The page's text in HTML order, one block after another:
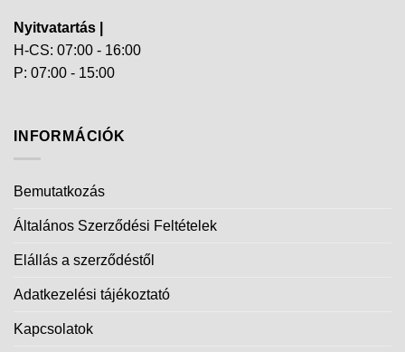
Nyitvatartás |
H-CS: 07:00 - 16:00
P: 07:00 - 15:00
INFORMÁCIÓK
Bemutatkozás
Általános Szerződési Feltételek
Elállás a szerződéstől
Adatkezelési tájékoztató
Kapcsolatok